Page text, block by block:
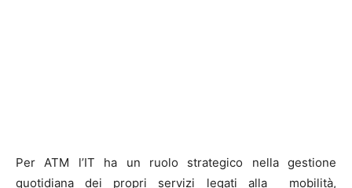
Per ATM l’IT ha un ruolo strategico nella gestione
quotidiana dei propri servizi legati alla mobilità,